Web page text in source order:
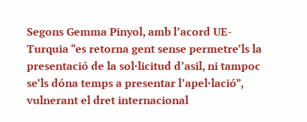
Segons Gemma Pinyol, amb l’acord UE-
Turquia “es retorna gent sense permetre’ls la
presentació de la sol·licitud d’asil, ni tampoc
se’ls dóna temps a presentar l’apel·lació”,
vulnerant el dret internacional